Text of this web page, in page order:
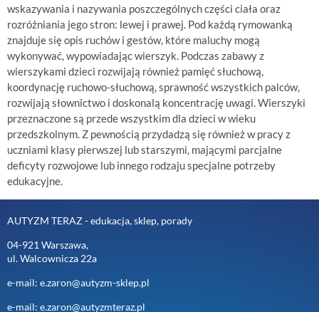
wskazywania i nazywania poszczególnych części ciała oraz
rozróżniania jego stron: lewej i prawej. Pod każdą rymowanką
znajduje się opis ruchów i gestów, które maluchy mogą
wykonywać, wypowiadając wierszyk. Podczas zabawy z
wierszykami dzieci rozwijają również pamięć słuchową,
koordynację ruchowo-słuchową, sprawność wszystkich palców,
rozwijają słownictwo i doskonalą koncentrację uwagi. Wierszyki
przeznaczone są przede wszystkim dla dzieci w wieku
przedszkolnym. Z pewnością przydadzą się również w pracy z
uczniami klasy pierwszej lub starszymi, mającymi parcjalne
deficyty rozwojowe lub innego rodzaju specjalne potrzeby
edukacyjne.
AUTYZM TERAZ - edukacja, sklep, porady
04-921 Warszawa,
ul. Walcownicza 22a
e-mail: e.zaron@autyzm-sklep.pl
e-mail: e.zaron@autyzmteraz.pl